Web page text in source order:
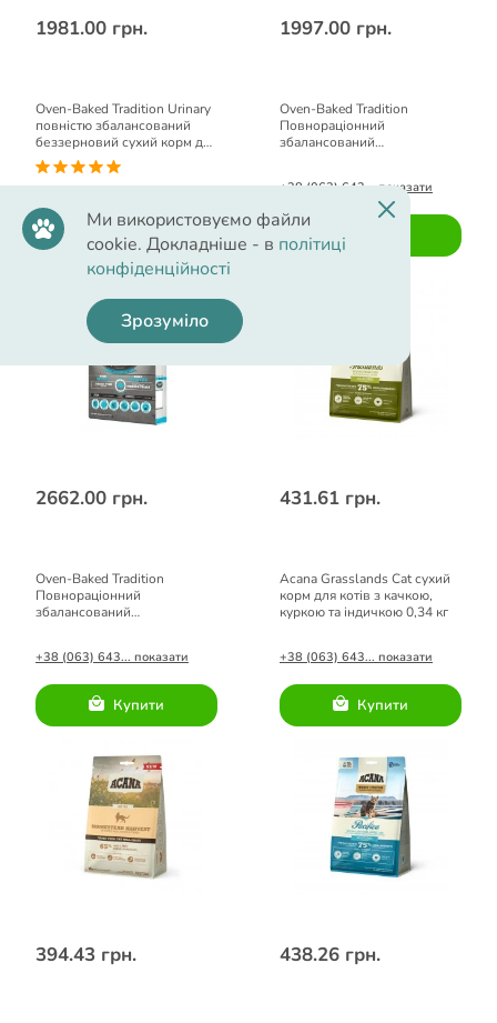
1981.00 грн.
Oven-Baked Tradition Urinary
повністю збалансований
беззерновий сухий корм для
котів зі свіжого м'яса курки
2,27кг
Купити
1997.00 грн.
Oven-Baked Tradition
Повнораціонний
збалансований
+38 (063) 643... показати
2662.00 грн.
Oven-Baked Tradition
Повнораціонний
збалансований
+38 (063) 643... показати
Купити
431.61 грн.
Acana Grasslands Cat сухий
корм для котів з качкою,
куркою та індичкою 0,34 кг
+38 (063) 643... показати
Купити
394.43 грн. 438.26 грн.
Ми використовуємо файли
cookie. Докладніше - в політиці
конфіденційності
Зрозуміло